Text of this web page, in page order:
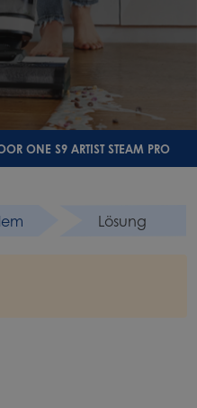
ONE S9 ARTIST STEAM PRO
Lösung